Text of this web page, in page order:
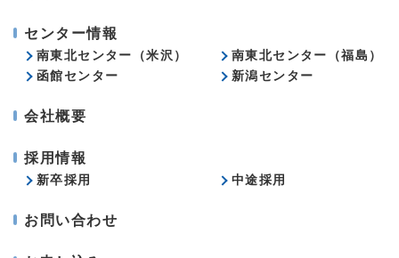
センター情報
南東北センター（米沢）
南東北センター（福島）
函館センター
新潟センター
会社概要
採用情報
新卒採用 中途採用
お問い合わせ